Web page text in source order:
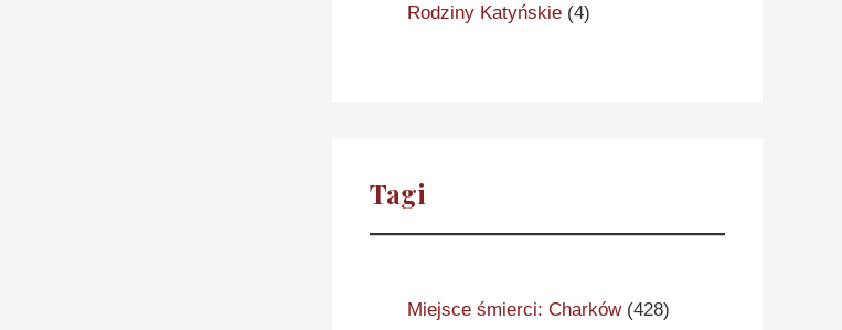
Rodziny Katyńskie (4)
Tagi
Miejsce śmierci: Charków(428)